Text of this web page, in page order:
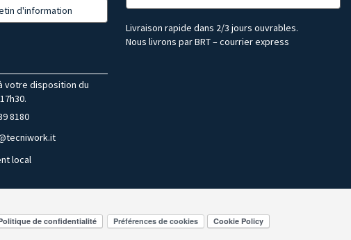
d'information
Livraison rapide dans 2/3 jours ouvrables.
Nous livrons par BRT – courrier express
votre disposition du
8180
local
Préférences de cookies